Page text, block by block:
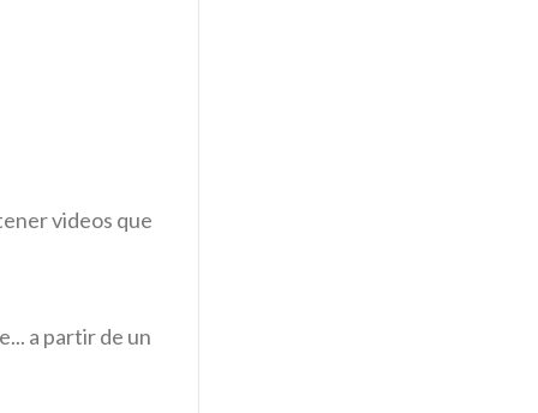
videos que
a partir de un